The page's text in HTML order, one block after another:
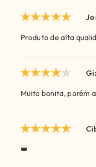
Produto de alta
Muito bonita, porém
👑